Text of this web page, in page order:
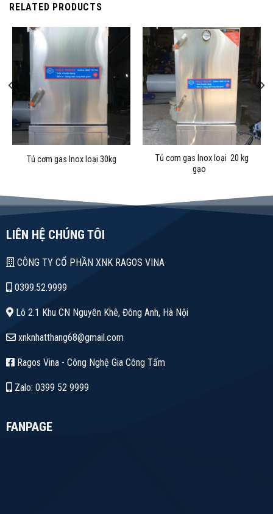
RELATED PRODUCTS
Tủ cơm gas Inox loại 30kg
Tủ cơm gas Inox loại 20 kg
gạo
LIÊN HỆ CHÚNG TÔI
CÔNG TY CỔ PHẦN XNK RAGOS VINA
0399.52.9999
Lô 2.1 Khu CN Nguyên Khê, Đông Anh, Hà Nội
xnknhatthang68@gmail.com
Ragos Vina - Công Nghệ Gia Công Tấm
Zalo: 0399 52 9999
FANPAGE